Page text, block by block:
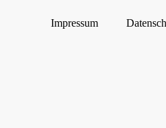
Impressum